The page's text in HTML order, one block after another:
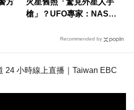
槍」？UFO專家：NASA
Recommended by
24 小時線上直播｜Taiwan EBC